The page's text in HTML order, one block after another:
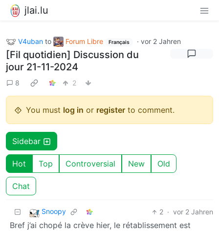
jlai.lu
V4uban to Forum Libre Français · vor 2 Jahren
[Fil quotidien] Discussion du
jour 21-11-2024
8 2
You must log in or register to comment.
Sidebar
Hot Top Controversial New Old
Chat
Snoopy 2 · vor 2 Jahren
Bref j’ai chopé la crève hier, le rétablissement est